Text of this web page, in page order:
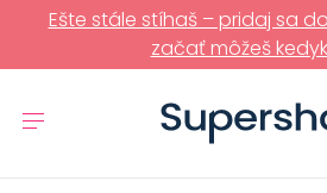
Ešte stále stíhaš – pridaj sa do
začať môžeš